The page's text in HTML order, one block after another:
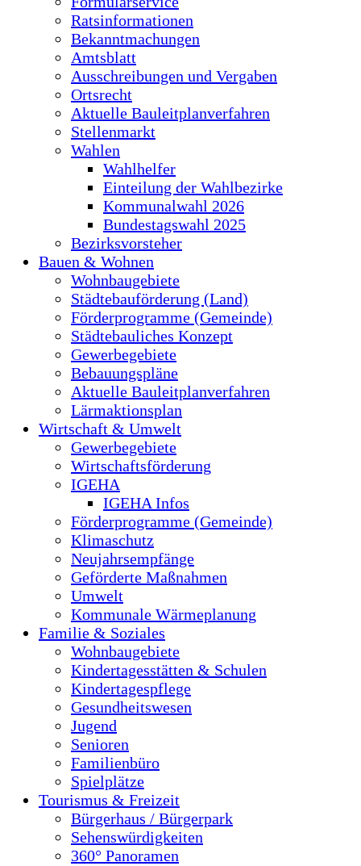
Ratsinformationen
Bekanntmachungen
Amtsblatt
Ausschreibungen und Vergaben
Ortsrecht
Aktuelle Bauleitplanverfahren
Stellenmarkt
Wahlen
Wahlhelfer
Einteilung der Wahlbezirke
Kommunalwahl 2026
Bundestagswahl 2025
Bezirksvorsteher
Bauen & Wohnen
Wohnbaugebiete
Städtebauförderung (Land)
Förderprogramme (Gemeinde)
Städtebauliches Konzept
Gewerbegebiete
Bebauungspläne
Aktuelle Bauleitplanverfahren
Lärmaktionsplan
Wirtschaft & Umwelt
Gewerbegebiete
Wirtschaftsförderung
IGEHA
IGEHA Infos
Förderprogramme (Gemeinde)
Klimaschutz
Neujahrsempfänge
Geförderte Maßnahmen
Umwelt
Kommunale Wärmeplanung
Familie & Soziales
Wohnbaugebiete
Kindertagesstätten & Schulen
Kindertagespflege
Gesundheitswesen
Jugend
Senioren
Familienbüro
Spielplätze
Tourismus & Freizeit
Bürgerhaus / Bürgerpark
Sehenswürdigkeiten
360° Panoramen